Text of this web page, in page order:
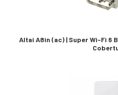
Altai A8in (ac) | Super Wi-Fi 6